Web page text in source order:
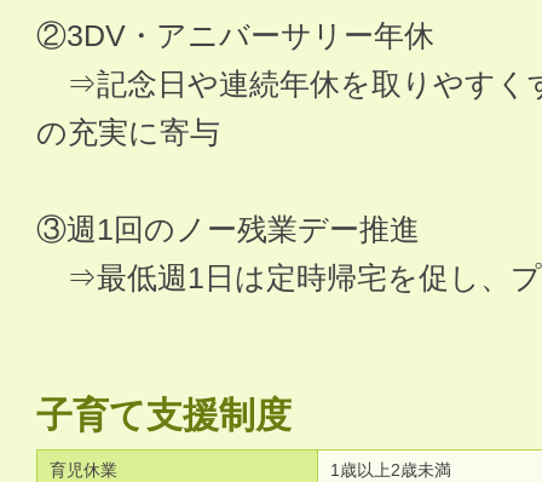
②3DV・アニバーサリー年休
⇒記念日や連続年休を取りやすく
の充実に寄与
③週1回のノー残業デー推進
⇒最低週1日は定時帰宅を促し、
子育て支援制度
育児休業 1歳以上2歳未満